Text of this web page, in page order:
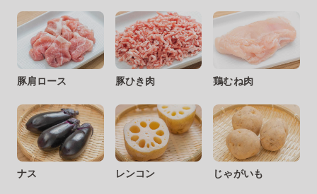
豚肩ロース 豚ひき肉 鶏むね肉
ナス レンコン じゃがいも